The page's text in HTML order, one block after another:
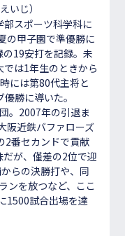
いじ）
スポーツ科学科に
の甲子園で準優勝に
19安打を記録。未
は1年生のときから
には第80代主将と
勝に導いた。
。2007年の引退ま
阪近鉄バファローズ
2番セカンドで貢献
が、僅差の2位で迎
らの決勝打や、同
ンを放つなど、ここ
1500試合出場を達